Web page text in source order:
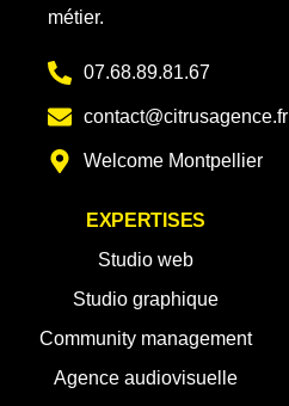
métier.
07.68.89.81.67
contact@citrusagence.fr
Welcome Montpellier
EXPERTISES
Studio web
Studio graphique
Community management
Agence audiovisuelle